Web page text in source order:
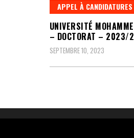
APPEL À CANDIDATURES
UNIVERSITÉ
– DOCTORAT – 2023/
SEPTEMBRE 10, 2023